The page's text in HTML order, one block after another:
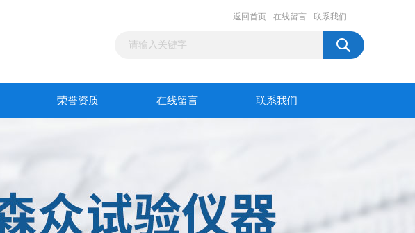
返回首页 在线留言 联系我们
荣誉资质 在线留言 联系我们